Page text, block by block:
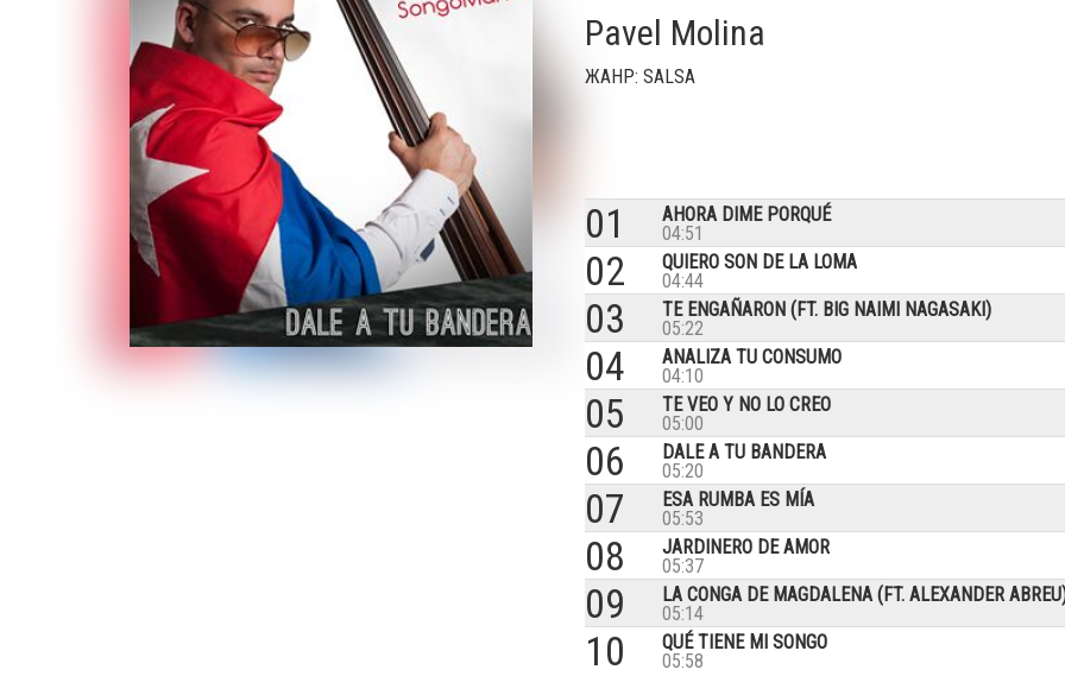
Pavel Molina
ЖАНР: SALSA
01
AHORA DIME PORQUÉ
04:51
02
QUIERO SON DE LA LOMA
04:44
03
TE ENGAÑARON (FT. BIG NAIMI NAGASAKI)
05:22
04
ANALIZA TU CONSUMO
04:10
05
TE VEO Y NO LO CREO
05:00
06
DALE A TU BANDERA
05:20
07
ESA RUMBA ES MÍA
05:53
08
JARDINERO DE AMOR
05:37
09
LA CONGA DE MAGDALENA (FT. ALEXANDER
05:14
10
QUÉ TIENE MI SONGO
05:58